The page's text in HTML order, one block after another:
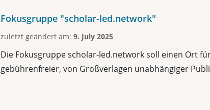
Fokusgruppe "scholar-led.network"
zuletzt geändert am: 9. July 2025
Die Fokusgruppe scholar-led.network soll einen Ort
gebührenfreier, von Großverlagen unabhängiger